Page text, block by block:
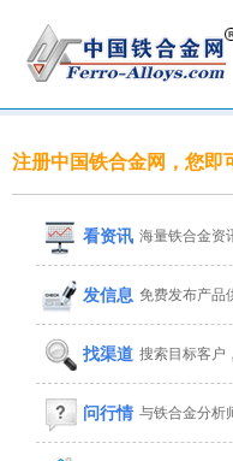
注册中国铁合金网，您即
看资讯 海量铁合金资
发信息 免费发布产品
找渠道 搜索目标客户
问行情 与铁合金分析